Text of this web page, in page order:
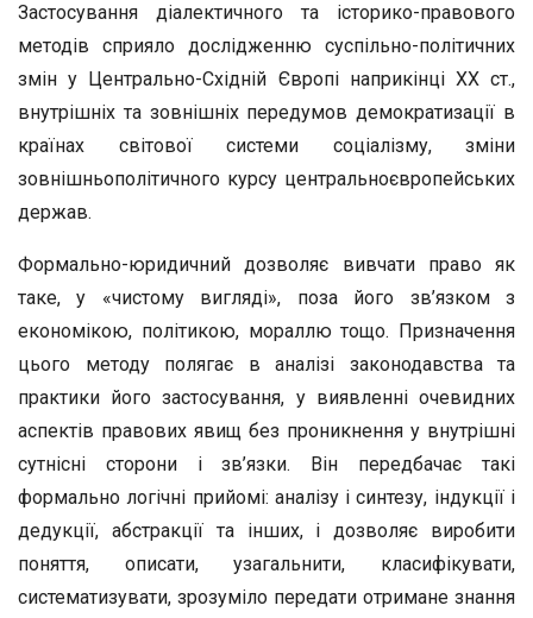
Застосування діалектичного та історико-правового
методів сприяло дослідженню суспільно-політичних
змін у Центрально-Східній Європі наприкінці ХХ ст.,
внутрішніх та зовнішніх передумов демократизації в
країнах світової системи соціалізму, зміни
зовнішньополітичного курсу центральноєвропейських
держав.
Формально-юридичний дозволяє вивчати право як
таке, у «чистому вигляді», поза його зв’язком з
економікою, політикою, мораллю тощо. Призначення
цього методу полягає в аналізі законодавства та
практики його застосування, у виявленні очевидних
аспектів правових явищ без проникнення у внутрішні
сутнісні сторони і зв’язки. Він передбачає такі
формально логічні прийомі: аналізу і синтезу, індукції і
дедукції, абстракції та інших, і дозволяє виробити
поняття, описати, узагальнити, класифікувати,
систематизувати, зрозуміло передати отримане знання